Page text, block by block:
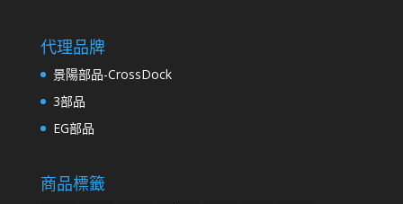
代理品牌
景陽部品-CrossDock
3部品
EG部品
商品標籤